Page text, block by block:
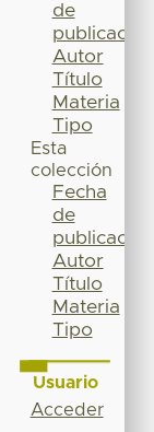
de
publicación
Autor
Título
Materia
Tipo
Esta
colección
Fecha
de
publicación
Autor
Título
Materia
Tipo
Usuario
Acceder